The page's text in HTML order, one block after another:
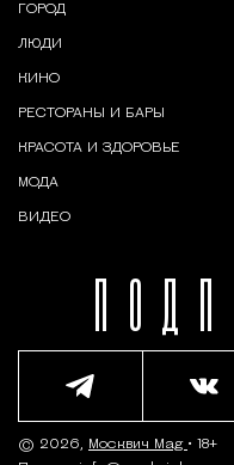
ГОРОД
ЛЮДИ
КИНО
РЕСТОРАНЫ И БАРЫ
КРАСОТА И ЗДОРОВЬЕ
МОДА
ВИДЕО
© 2026, Москвич Mag • 18+